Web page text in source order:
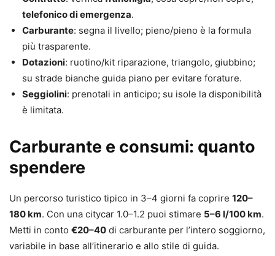
telefonico di emergenza.
Carburante: segna il livello; pieno/pieno è la formula
più trasparente.
Dotazioni: ruotino/kit riparazione, triangolo, giubbino;
su strade bianche guida piano per evitare forature.
Seggiolini: prenotali in anticipo; su isole la disponibilità
è limitata.
Carburante e consumi: quanto
spendere
Un percorso turistico tipico in 3–4 giorni fa coprire 120–
180 km. Con una citycar 1.0–1.2 puoi stimare 5–6 l/100 km.
Metti in conto €20–40 di carburante per l’intero soggiorno,
variabile in base all’itinerario e allo stile di guida.